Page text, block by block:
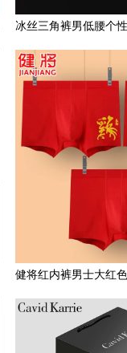
冰丝三角裤男低腰个
透气透明男
健将红内裤男士大红
肖金龙年结